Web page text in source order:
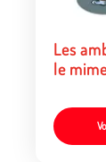
Les
le